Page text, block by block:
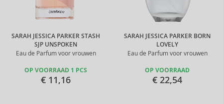
SARAH JESSICA PARKER STASH
SJP UNSPOKEN
Eau de Parfum voor vrouwen
OP VOORRAAD 1 PCS
€ 11,16
SARAH JESSICA PARKER BORN
LOVELY
Eau de Parfum voor vrouwen
OP VOORRAAD
€ 22,54